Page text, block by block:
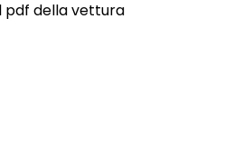
pdf della vettura